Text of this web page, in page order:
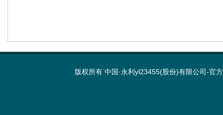
版权所有 中国·永利yl23455(股份)有限公司-官